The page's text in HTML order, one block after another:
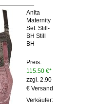
Anita
Maternity
Set: Still-
BH Still
BH
Preis:
115.50 €*
zzgl. 2.90
€ Versand
Verkäufer: